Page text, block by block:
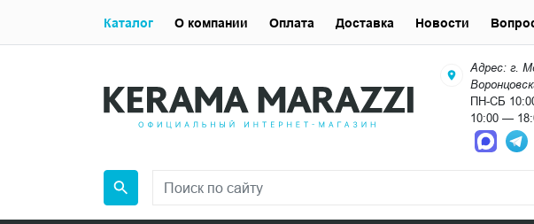
Адрес: г.
ПН-СБ
10:00 —
Каталог О компании Оплата Доставка Новости